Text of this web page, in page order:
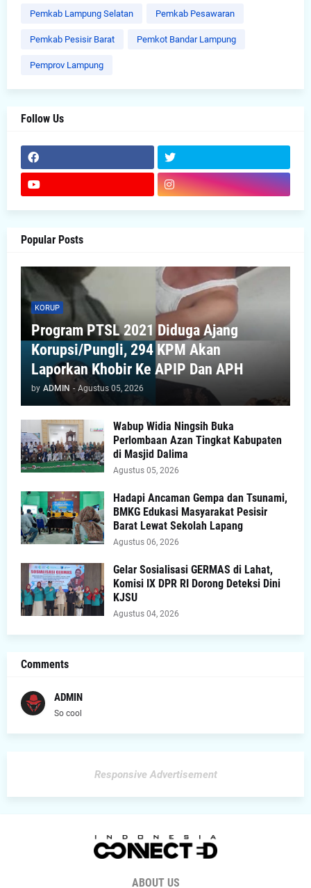
Pemkab Lampung Selatan Pemkab Pesawaran
Pemkab Pesisir Barat Pemkot Bandar Lampung
Pemprov Lampung
Follow Us
Popular Posts
KORUP
Program PTSL 2021 Diduga Ajang
Korupsi/Pungli, 294 KPM Akan
Laporkan Khobir Ke APIP Dan APH
by ADMIN - Agustus 05, 2026
Wabup Widia Ningsih Buka
Perlombaan Azan Tingkat Kabupaten
di Masjid Dalima
Agustus 05, 2026
Hadapi Ancaman Gempa dan Tsunami,
BMKG Edukasi Masyarakat Pesisir
Barat Lewat Sekolah Lapang
Agustus 06, 2026
Gelar Sosialisasi GERMAS di Lahat,
Komisi IX DPR RI Dorong Deteksi Dini
KJSU
Agustus 04, 2026
Comments
ADMIN
So cool
Responsive Advertisement
ABOUT US